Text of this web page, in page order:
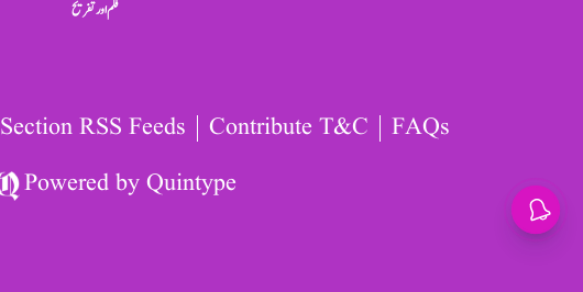
فلم اور تفریح
Section RSS Feeds Contribute T&C
FAQs
Powered byQuintype